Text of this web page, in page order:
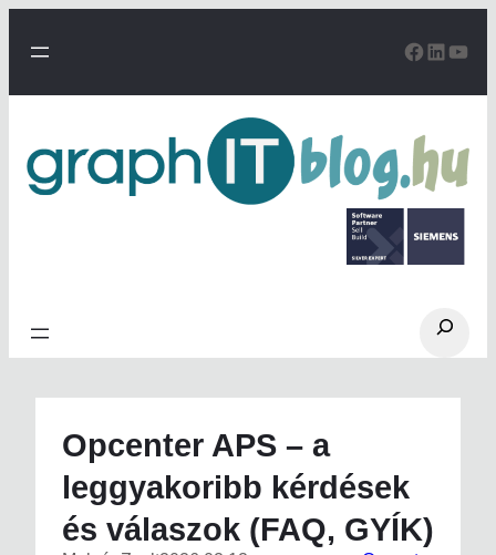
tartalomhoz
Search
Opcenter APS – a
leggyakoribb kérdések
és válaszok (FAQ, GYÍK)